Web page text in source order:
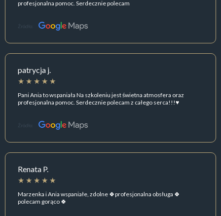
profesjonalna pomoc. Serdecznie polecam
Źródło:
patrycja j.
Pani Ania to wspaniała Na szkoleniu jest świetna atmosfera oraz
profesjonalna pomoc. Serdecznie polecam z całego serca!!!♥️
Źródło:
Renata P.
Marzenka i Ania wspaniałe, zdolne 🍀profesjonalna obsługa 🍀
polecam gorąco 🍀